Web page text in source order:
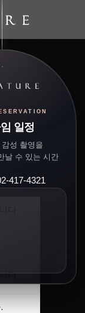
다
다
일정
성 촬영을
날 수 있는 시간
417-4321